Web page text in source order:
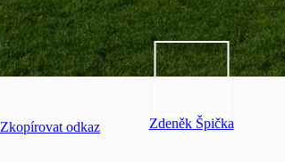
Zdeněk Špička
Zkopírovat odkaz